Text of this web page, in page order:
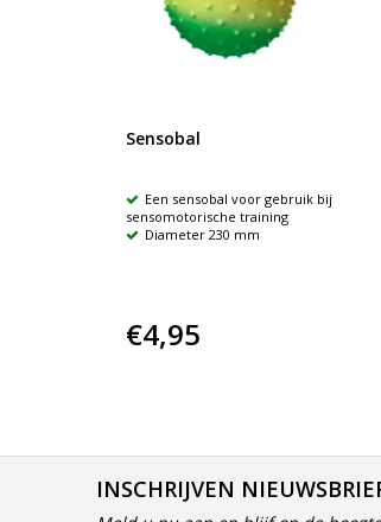
Sensobal
Een sensobal voor gebruik bij
sensomotorische training
Diameter 230 mm
€4,95
INSCHRIJVEN